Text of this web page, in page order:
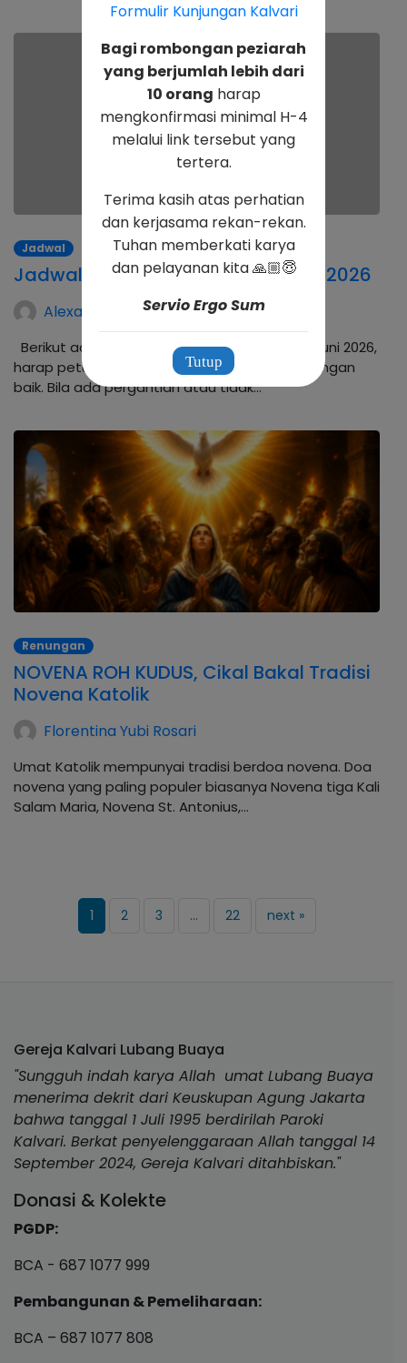
Jadwal
Jadwal Petugas Liturgi Bulan Juni 2026
Alexander Hadwinning Arso
Berikut adalah jadwal petugas Liturgi bulan Juni 2026,
harap petugas dapat mempersiapkan diri dengan
baik. Bila ada pergantian atau tidak…
Renungan
NOVENA ROH KUDUS, Cikal Bakal Tradisi
Novena Katolik
Florentina Yubi Rosari
Umat Katolik mempunyai tradisi berdoa novena. Doa
novena yang paling populer biasanya Novena tiga Kali
Salam Maria, Novena St. Antonius,…
1 2 3 … 22 next »
Gereja Kalvari Lubang Buaya
"Sungguh indah karya Allah umat Lubang Buaya
menerima dekrit dari Keuskupan Agung Jakarta
bahwa tanggal 1 Juli 1995 berdirilah Paroki
Kalvari. Berkat penyelenggaraan Allah tanggal 14
September 2024, Gereja Kalvari ditahbiskan."
Donasi & Kolekte
PGDP:
BCA - 687 1077 999
Pembangunan & Pemeliharaan:
BCA – 687 1077 808
Formulir Kunjungan Kalvari
Bagi rombongan peziarah
yang berjumlah lebih dari
10 orang harap
mengkonfirmasi minimal H-4
melalui link tersebut yang
tertera.
Terima kasih atas perhatian
dan kerjasama rekan-rekan.
Tuhan memberkati karya
dan pelayanan kita 🙏🏼😇
Servio Ergo Sum
Tutup